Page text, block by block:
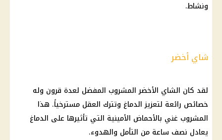
ونشاط.
شاي أخضر
لقد كان الشاي الأخضر المشروب المفضل لعدة قرون وله
خصائص رائعة لتعزيز الدماغ وتترك العقل مسترخياً. هذا
المشروب غني بالأحماض الأمينية التي تأثيرها على الدماغ
يعادل نصف ساعة من التأمل والهدوء.